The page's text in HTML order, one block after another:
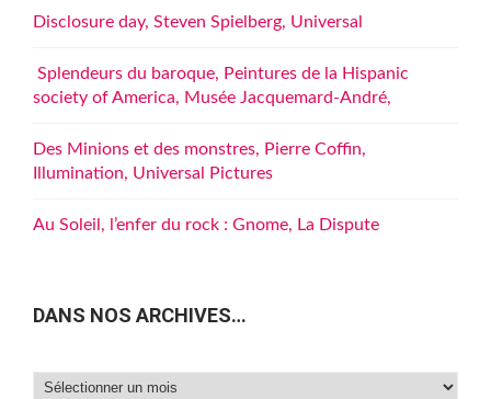
Disclosure day, Steven Spielberg, Universal
Splendeurs du baroque, Peintures de la Hispanic
society of America, Musée Jacquemard-André,
Des Minions et des monstres, Pierre Coffin,
Illumination, Universal Pictures
Au Soleil, l’enfer du rock : Gnome, La Dispute
DANS NOS ARCHIVES…
Dans